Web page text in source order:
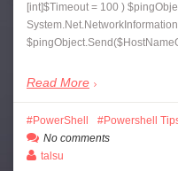
[int]$Timeout = 100 )
Read More
PowerShell
Powershell
No comments
talsu